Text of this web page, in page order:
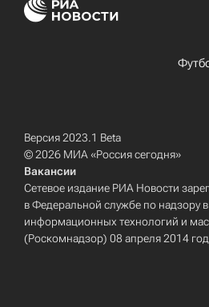
Версия 2023.1 Beta
© 2026 МИА «Россия сегодня»
Вакансии
Сетевое издание РИА Новости
в Федеральной службе по надзору
информационных технологий и
(Роскомнадзор) 08 апреля 2014